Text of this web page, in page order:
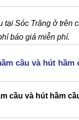
tại Sóc Trăng ở trên
báo giá miễn phí.
cầu và hút
cầu và hút hầm